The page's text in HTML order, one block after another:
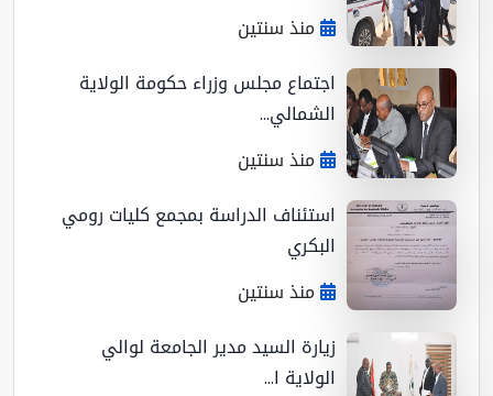
منذ سنتين
اجتماع مجلس وزراء حكومة الولاية
الشمالي...
منذ سنتين
استئناف الدراسة بمجمع كليات رومي
البكري
منذ سنتين
زيارة السيد مدير الجامعة لوالي
الولاية ا...